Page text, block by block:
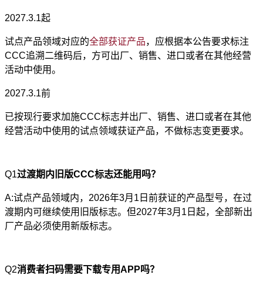
2027.3.1起
试点产品领域对应的全部获证产品，应根据本公告要求标注
CCC追溯二维码后，方可出厂、销售、进口或者在其他经营
活动中使用。
2027.3.1前
已按现行要求加施CCC标志并出厂、销售、进口或者在其他
经营活动中使用的试点领域获证产品，不做标志变更要求。
Q1过渡期内旧版CCC标志还能用吗？
A:试点产品领域内，2026年3月1日前获证的产品型号，在过
渡期内可继续使用旧版标志。但2027年3月1日起，全部新出
厂产品必须使用新版标志。
Q2消费者扫码需要下载专用APP吗？